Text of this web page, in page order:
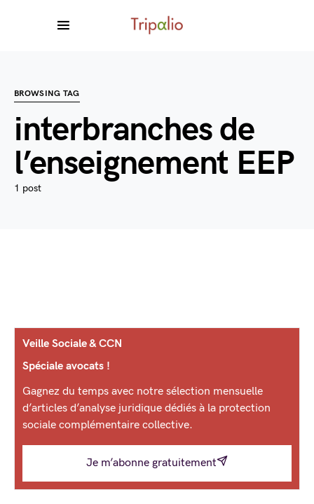
BROWSING TAG
interbranches de
l’enseignement EEP
1 post
Veille Sociale & CCN
Spéciale avocats !
Gagnez du temps avec notre sélection mensuelle
d’articles d’analyse juridique dédiés à la protection
sociale complémentaire collective.
Je m’abonne gratuitement